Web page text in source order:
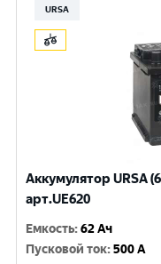
URSA
Аккумулятор URSA
арт.UE620
Емкость:62 Ач
Пусковой ток:500 A